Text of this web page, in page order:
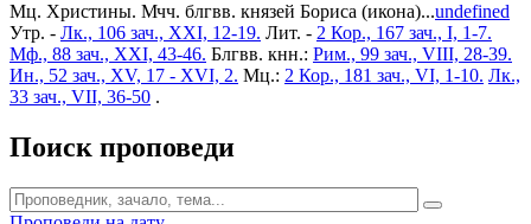
Мц. Христины. Мчч. блгвв. князей Бориса (икона)...undefined
Утр. - Лк., 106 зач., XXI, 12-19. Лит. - 2 Кор., 167 зач., I, 1-7.
Мф., 88 зач., XXI, 43-46. Блгвв. кнн.: Рим., 99 зач., VIII, 28-39.
Ин., 52 зач., XV, 17 - XVI, 2. Мц.: 2 Кор., 181 зач., VI, 1-10. Лк.,
33 зач., VII, 36-50 .
Поиск проповеди